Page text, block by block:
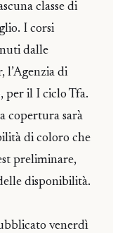
classe di
I corsi
dalle
l’Agenzia di
per il I ciclo Tfa.
copertura sarà
di coloro che
preliminare,
disponibilità.
venerdì